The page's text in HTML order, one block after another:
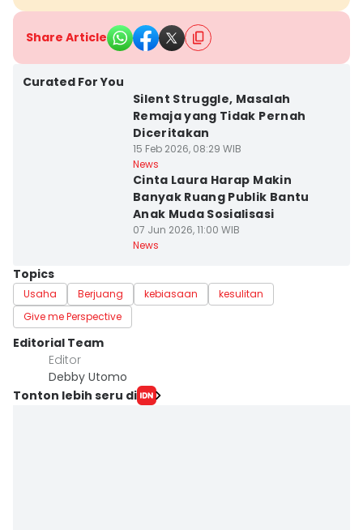
Share Article
Curated For You
Silent Struggle, Masalah
Remaja yang Tidak Pernah
Diceritakan
15 Feb 2026, 08:29 WIB
News
Cinta Laura Harap Makin
Banyak Ruang Publik Bantu
Anak Muda Sosialisasi
07 Jun 2026, 11:00 WIB
News
Topics
Usaha Berjuang kebiasaan
kesulitan
Give me Perspective
Editorial Team
Editor
Debby Utomo
Tonton lebih seru di